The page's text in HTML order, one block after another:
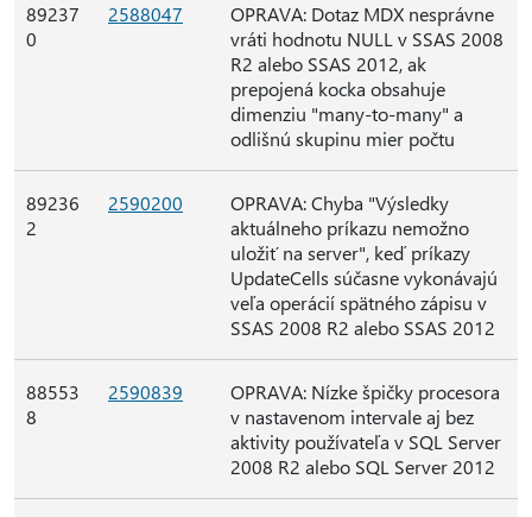
89237
0
2588047
OPRAVA: Dotaz MDX nesprávne
vráti hodnotu NULL v SSAS 2008
R2 alebo SSAS 2012, ak
prepojená kocka obsahuje
dimenziu "many-to-many" a
odlišnú skupinu mier počtu
89236
2
2590200
OPRAVA: Chyba "Výsledky
aktuálneho príkazu nemožno
uložiť na server", keď príkazy
UpdateCells súčasne vykonávajú
veľa operácií spätného zápisu v
SSAS 2008 R2 alebo SSAS 2012
88553
8
2590839
OPRAVA: Nízke špičky procesora
v nastavenom intervale aj bez
aktivity používateľa v SQL Server
2008 R2 alebo SQL Server 2012